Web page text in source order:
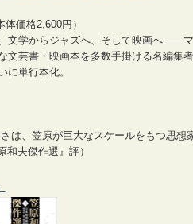
価格2,600円）
文学からジャズへ、そして映画へ――
文芸書・映画本を多数手掛ける名編集
に単行本化。
は、笠原が巨大なスケールをもつ思想
夫傑作選』評）